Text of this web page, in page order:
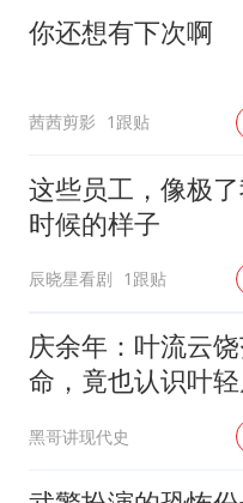
东
你还想有下次啊
茜茜剪影 1跟贴
这些员工，像极
时候的样子
辰晓星看剧 1跟贴
庆余年：叶流云
命，竟也认识叶轻
黑哥讲现代史